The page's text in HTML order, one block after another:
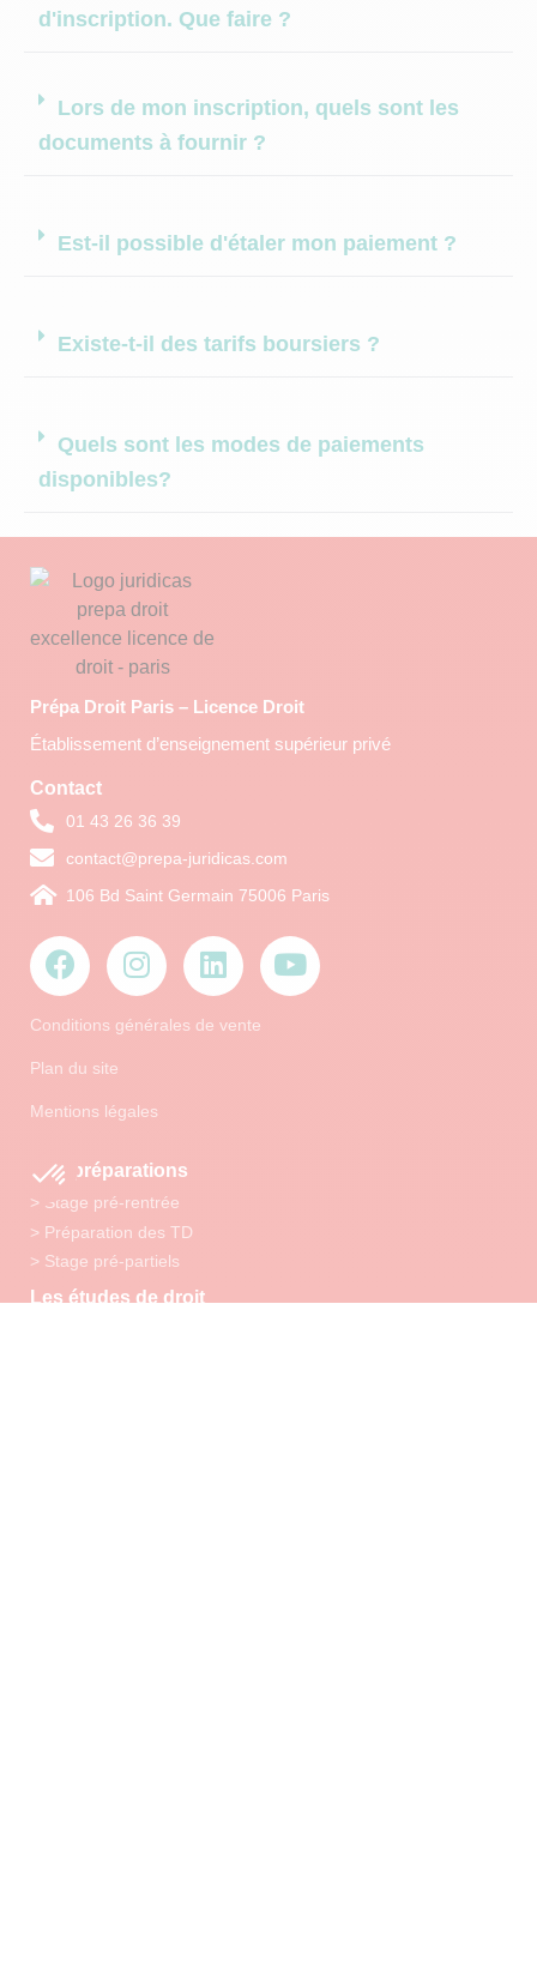
d'inscription. Que faire ?
Lors de mon inscription, quels sont les
documents à fournir ?
Est-il possible d'étaler mon paiement ?
Existe-t-il des tarifs boursiers ?
Quels sont les modes de paiements
disponibles?
Prépa Droit Paris – Licence Droit
Établissement d’enseignement supérieur privé
Contact
01 43 26 36 39
contact@prepa-juridicas.com
106 Bd Saint Germain 75006 Paris
Conditions générales de vente
Plan du site
Mentions légales
Nos préparations
> Stage pré-rentrée
> Préparation des TD
> Stage pré-partiels
Les études de droit